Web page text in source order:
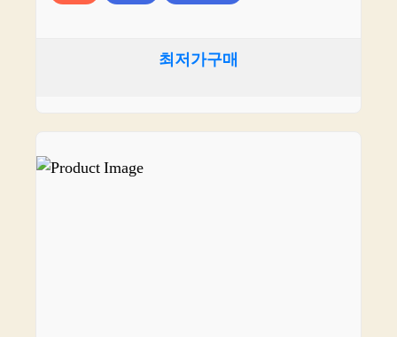
최저가구매